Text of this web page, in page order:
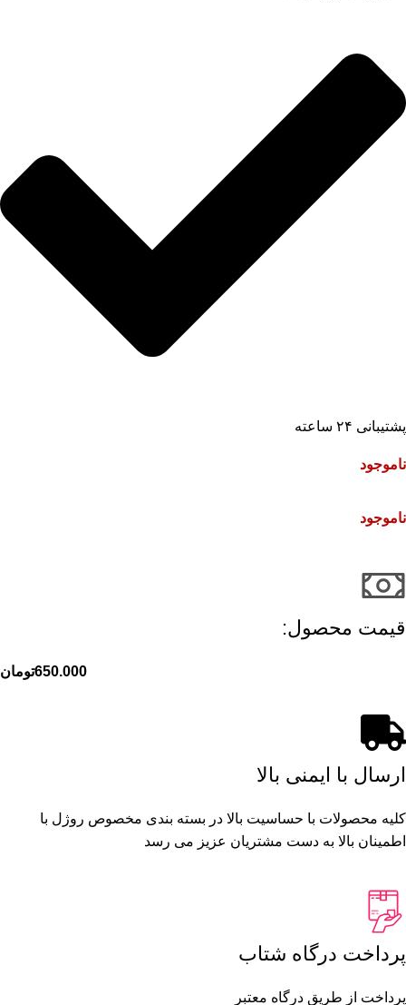
پشتیبانی ۲۴ ساعته
ناموجود
ناموجود
قیمت محصول:​
650.000تومان
ارسال با ایمنی بالا
کلیه محصولات با حساسیت بالا در بسته بندی مخصوص روژل با
اطمینان بالا به دست مشتریان عزیز می رسد
پرداخت درگاه شتاب
پرداخت از طریق درگاه معتبر